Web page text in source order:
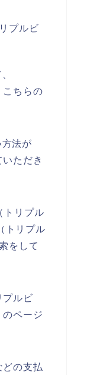
プルビ
こちらの
法が
ただき
トリプル
トリプル
をして
プルビ
ページ
の支払